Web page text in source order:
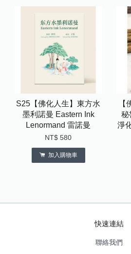
S25【佛化人生】東方水
墨利諾曼 Eastern Ink
Lenormand 雷諾曼
NT$ 580
加入購物車
秘
淨
快速連結
聯絡我們